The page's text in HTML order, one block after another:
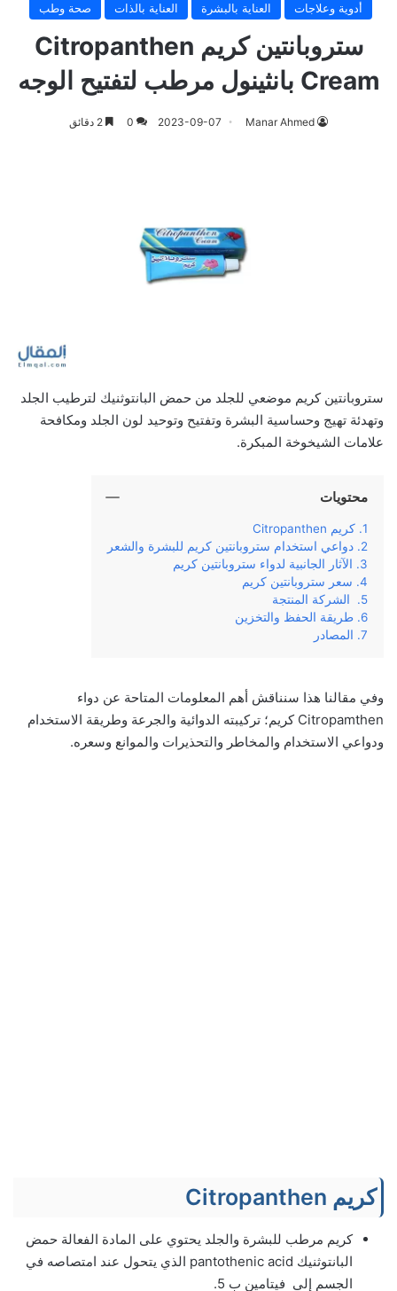
أدوية وعلاجات العناية بالبشرة العناية بالذات صحة وطب
ستروبانتين كريم Citropanthen
Cream بانثينول مرطب لتفتيح الوجه
Manar Ahmed
2023-09-07
0
ستروبانتين كريم موضعي للجلد من حمض البانتوثنيك لترطيب الجلد
وتهدئة تهيج وحساسية البشرة وتفتيح وتوحيد لون الجلد ومكافحة
علامات الشيخوخة المبكرة.
محتويات
كريم Citropanthen
دواعي استخدام ستروبانتين كريم للبشرة والشعر
الآثار الجانبية لدواء ستروبانتين كريم
سعر ستروبانتين كريم
الشركة المنتجة
طريقة الحفظ والتخزين
المصادر
وفي‌ ‌مقالنا‌ ‌هذا سنناقش‌ ‌أهم‌ ‌المعلومات‌ ‌المتاحة‌‌ عن‌ ‌دواء
Citropamthen كريم؛‌ ‌تركيبته‌ ‌الدوائية‌ ‌والجرعة‌ ‌وطريقة‌ ‌الاستخدام‌
‌ودواعي‌ ‌الاستخدام‌ ‌والمخاطر ‌والتحذيرات والموانع ‌وسعره‌.‌
كريم Citropanthen
كريم مرطب للبشرة والجلد يحتوي على المادة الفعالة حمض
البانتوثنيك pantothenic acid الذي يتحول عند امتصاصه في
الجسم إلى فيتامين ب 5.